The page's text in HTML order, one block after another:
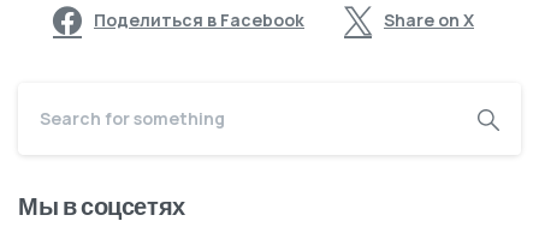
Поделиться в Facebook Share on X
Мы в соцсетях